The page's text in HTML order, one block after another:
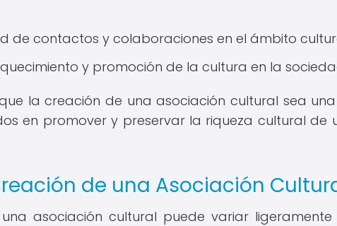
de contactos y colaboraciones en el ámbito
y promoción de la cultura en la
la creación de una asociación cultural sea
en promover y preservar la riqueza cultural de
de una Asociación
asociación cultural puede variar